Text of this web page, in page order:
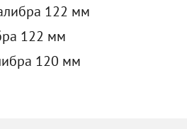
122 мм
122 мм
120 мм